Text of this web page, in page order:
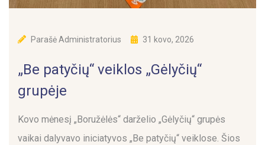
ParašėAdministratorius 31 kovo, 2026
„Be patyčių“ veiklos „Gėlyčių“
grupėje
Kovo mėnesį „Boružėlės“ darželio „Gėlyčių“ grupės
vaikai dalyvavo iniciatyvos „Be patyčių“ veiklose. Šios